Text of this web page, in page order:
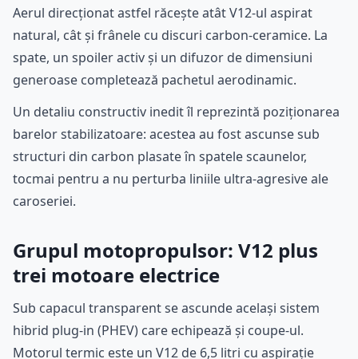
Aerul direcționat astfel răcește atât V12-ul aspirat
natural, cât și frânele cu discuri carbon-ceramice. La
spate, un spoiler activ și un difuzor de dimensiuni
generoase completează pachetul aerodinamic.
Un detaliu constructiv inedit îl reprezintă poziționarea
barelor stabilizatoare: acestea au fost ascunse sub
structuri din carbon plasate în spatele scaunelor,
tocmai pentru a nu perturba liniile ultra-agresive ale
caroseriei.
Grupul motopropulsor: V12 plus
trei motoare electrice
Sub capacul transparent se ascunde același sistem
hibrid plug-in (PHEV) care echipează și coupe-ul.
Motorul termic este un V12 de 6,5 litri cu aspirație